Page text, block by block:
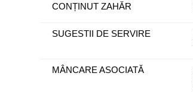
CONȚINUT ZAHĂR
SUGESTII DE SERVIRE
MÂNCARE ASOCIATĂ